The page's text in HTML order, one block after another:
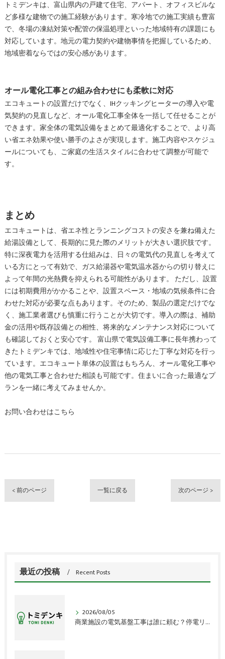
トミデンキは、富山県内の戸建て住宅、アパート、オフィスビルな
ど多様な建物での施工経験があります。寒冷地での施工実績も豊富
で、冬場の凍結対策や配管の保温処理といった地域特有の課題にも
対応しています。地元の電力契約や建物事情を把握しているため、
地域密着ならではの安心感があります。
オール電化工事との組み合わせにも柔軟に対応
エコキュートの設置だけでなく、IHクッキングヒーターの導入や電
気契約の見直しなど、オール電化工事全体を一括して任せることが
できます。家全体の電気設備をまとめて最適化することで、より高
い省エネ効果や使い勝手のよさが実現します。施工内容やスケジュ
ールについても、ご家庭の生活スタイルに合わせて調整が可能で
す。
まとめ
エコキュートは、省エネ性とランニングコストの安さを兼ね備えた
給湯設備として、長期的に見た際のメリットが大きい選択肢です。
特に深夜電力を活用する仕組みは、日々の電気代の見直しを考えて
いる方にとって有効で、ガス給湯器や電気温水器からの切り替えに
よって年間の光熱費を抑えられる可能性があります。 ただし、設置
には初期費用がかかることや、設置スペース・地域の気候条件に合
わせた対応が必要な点もあります。そのため、製品の選定だけでな
く、施工業者選びも慎重に行うことが大切です。導入の際は、補助
金の活用や既存設備との相性、将来的なメンテナンス対応について
も確認しておくと安心です。 富山県で電気設備工事に長年携わって
きたトミデンキでは、地域性や住宅事情に応じた丁寧な対応を行っ
ています。エコキュート単体の設置はもちろん、オール電化工事や
他の電気工事と合わせた相談も可能です。住まいに合った最適なプ
ランを一緒に考えてみませんか。
お問い合わせはこちら
< 前のページ 一覧に戻る 次のページ >
最近の投稿 Recent Posts
2026/08/05
商業施設の電気基盤工事は誰に頼む？停電リスクの盲点